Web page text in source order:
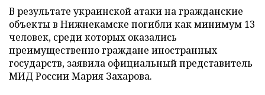
В результате украинской атаки на гражданские
объекты в Нижнекамске погибли как минимум 13
человек, среди которых оказались
преимущественно граждане иностранных
государств, заявила официальный представитель
МИД России Мария Захарова.